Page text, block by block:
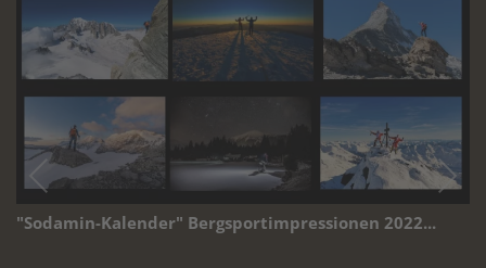
"Sodamin-Kalender" Bergsportimpressionen 2022...